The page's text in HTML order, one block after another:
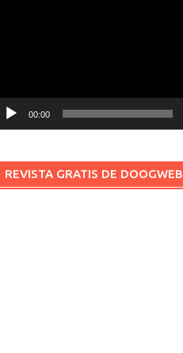
00:00
REVISTA GRATIS DE DOOGWEB